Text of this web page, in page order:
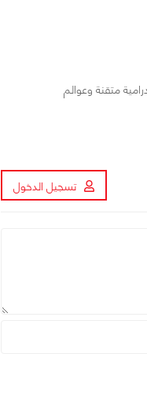
التي تقدم حبكة درامية متقنة وعوالم
تسجيل الدخول